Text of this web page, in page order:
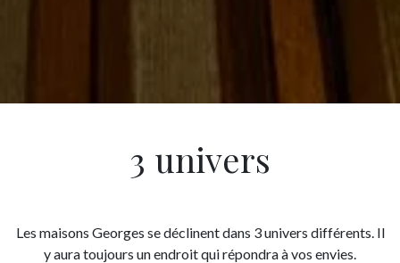
3 univers
Les maisons Georges se déclinent dans 3 univers différents. Il
y aura toujours un endroit qui répondra à vos envies.